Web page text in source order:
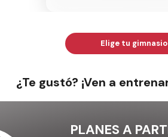
Elige tu gimnasio
¿Te gustó? ¡Ven a
PLANES A